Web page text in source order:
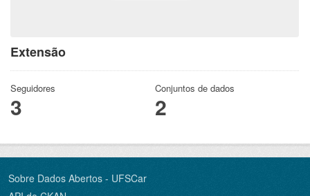
Extensão
Seguidores
3
Conjuntos de dados
2
Sobre Dados Abertos - UFSCar